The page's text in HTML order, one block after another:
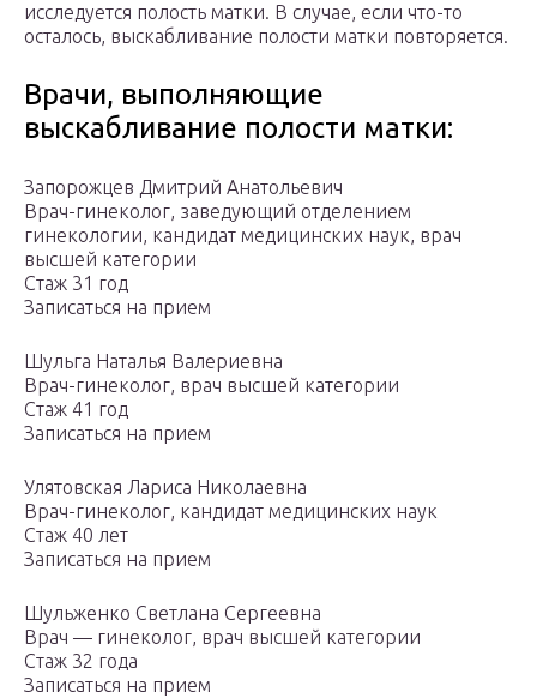
исследуется полость матки. В случае, если что-то
осталось, выскабливание полости матки повторяется.
Врачи, выполняющие
выскабливание полости матки:
Запорожцев Дмитрий Анатольевич
Врач-гинеколог, заведующий отделением
гинекологии, кандидат медицинских наук, врач
высшей категории
Стаж 31 год
Записаться на прием
Шульга Наталья Валериевна
Врач-гинеколог, врач высшей категории
Стаж 41 год
Записаться на прием
Улятовская Лариса Николаевна
Врач-гинеколог, кандидат медицинских наук
Стаж 40 лет
Записаться на прием
Шульженко Светлана Сергеевна
Врач — гинеколог, врач высшей категории
Стаж 32 года
Записаться на прием